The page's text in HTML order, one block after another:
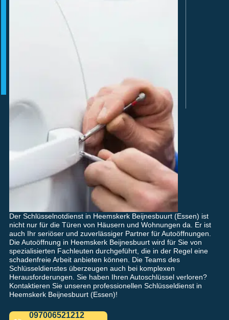
Der Schlüsselnotdienst in Heemskerk Beijnesbuurt (Essen) ist
nicht nur für die Türen von Häusern und Wohnungen da. Er ist
auch Ihr seriöser und zuverlässiger Partner für Autoöffnungen.
Die Autoöffnung in Heemskerk Beijnesbuurt wird für Sie von
spezialisierten Fachleuten durchgeführt, die in der Regel eine
schadenfreie Arbeit anbieten können. Die Teams des
Schlüsseldienstes überzeugen auch bei komplexen
Herausforderungen. Sie haben Ihren Autoschlüssel verloren?
Kontaktieren Sie unseren professionellen Schlüsseldienst in
Heemskerk Beijnesbuurt (Essen)!
097006521212